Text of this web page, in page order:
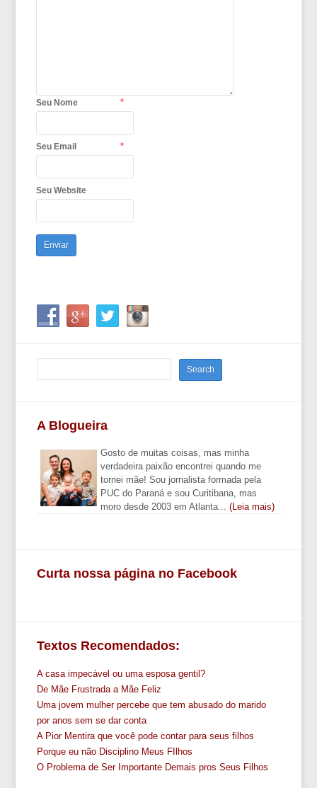
Seu Nome *
Seu Email *
Seu Website
A Blogueira
Gosto de muitas coisas, mas minha
verdadeira paixão encontrei quando me
tornei mãe! Sou jornalista formada pela
PUC do Paraná e sou Curitibana, mas
moro desde 2003 em Atlanta...(Leia mais)
Curta nossa página no Facebook
Textos Recomendados:
A casa impecável ou uma esposa gentil?
De Mãe Frustrada a Mãe Feliz
Uma jovem mulher percebe que tem abusado do marido
por anos sem se dar conta
A Pior Mentira que você pode contar para seus filhos
Porque eu não Disciplino Meus FIlhos
O Problema de Ser Importante Demais pros Seus Filhos